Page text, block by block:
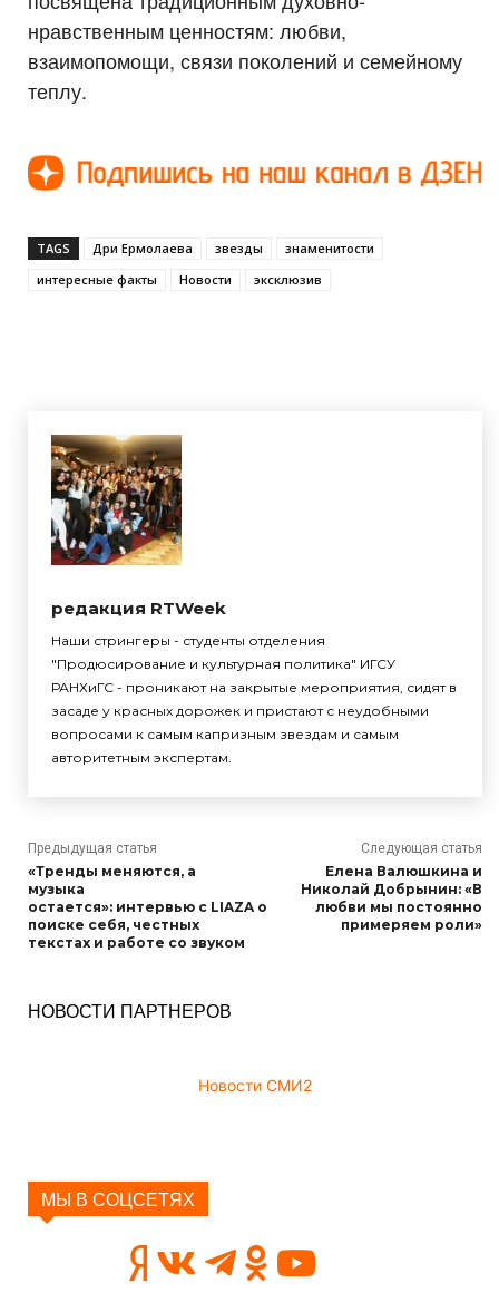
нравственным ценностям: любви,
взаимопомощи, связи поколений и семейному
теплу.
TAGS Дри Ермолаева звезды
знаменитости
интересные факты
Новости эксклюзив
редакция RTWeek
Наши стрингеры - студенты отделения
"Продюсирование и культурная политика" ИГСУ
РАНХиГС - проникают на закрытые мероприятия, сидят в
засаде у красных дорожек и пристают с неудобными
вопросами к самым капризным звездам и самым
авторитетным экспертам.
Предыдущая статья
«Тренды меняются, а
музыка
остается»: интервью с LIAZA о
поиске себя, честных
текстах и работе со звуком
Следующая статья
Елена Валюшкина и
Николай Добрынин: «В
любви мы постоянно
примеряем роли»
НОВОСТИ ПАРТНЕРОВ
Новости СМИ2
МЫ В СОЦСЕТЯХ